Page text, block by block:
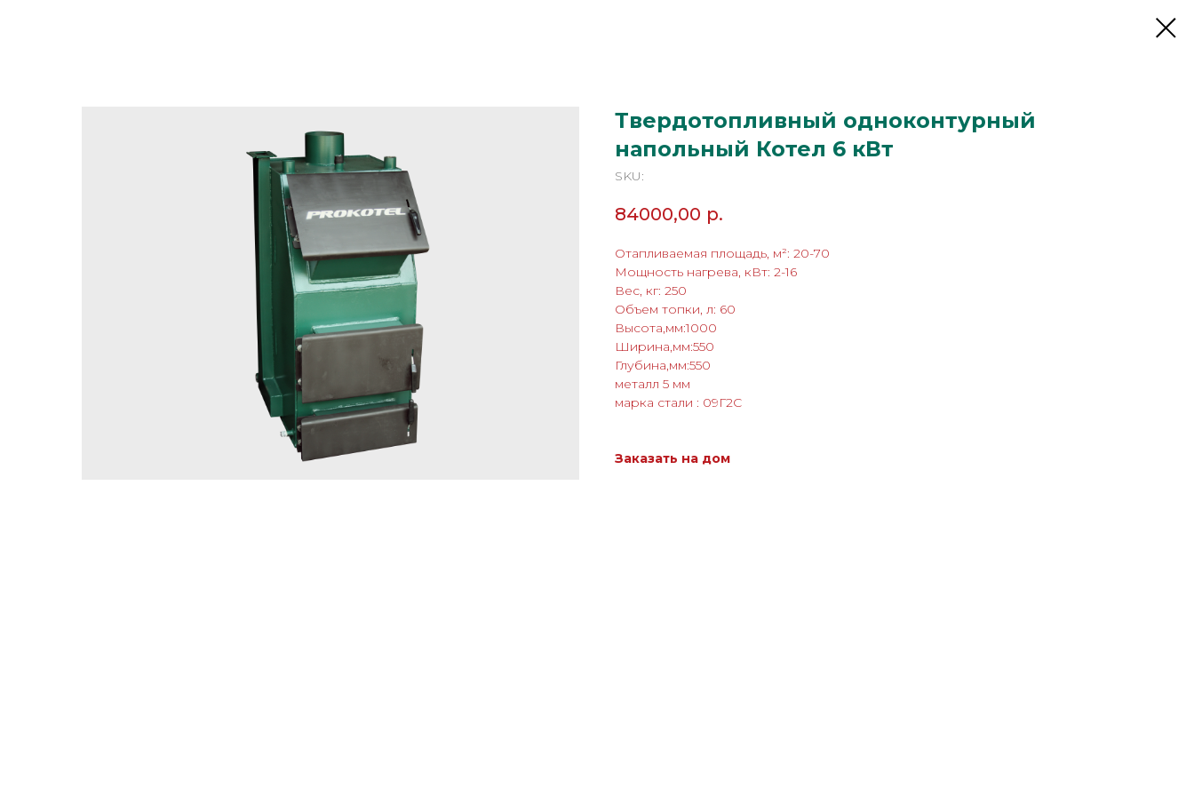
Твердотопливный одноконтурный
напольный Котел 6 кВт
SKU:
84000,00 р.
Отапливаемая площадь, м²: 20-70
Мощность нагрева, кВт: 2-16
Вес, кг: 250
Объем топки, л: 60
Высота,мм:1000
Ширина,мм:550
Глубина,мм:550
металл 5 мм
марка стали : 09Г2С
Заказать на дом